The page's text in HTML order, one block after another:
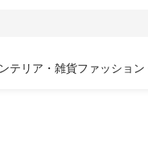
テリア・雑貨ファッショ